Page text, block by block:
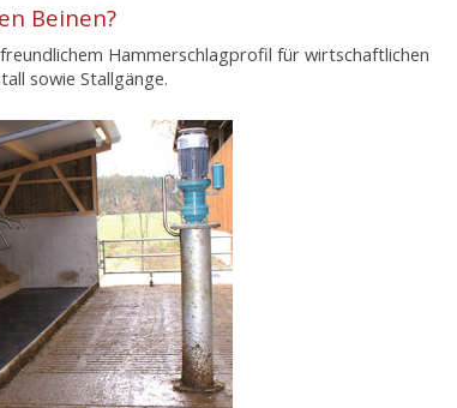
Beinen?
Hammerschlagprofil für wirtschaftlichen
sowie Stallgänge.